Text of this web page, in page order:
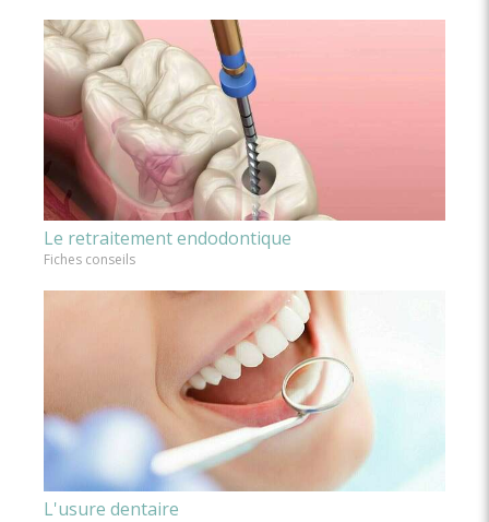
Le retraitement endodontique
Fiches conseils
L'usure dentaire